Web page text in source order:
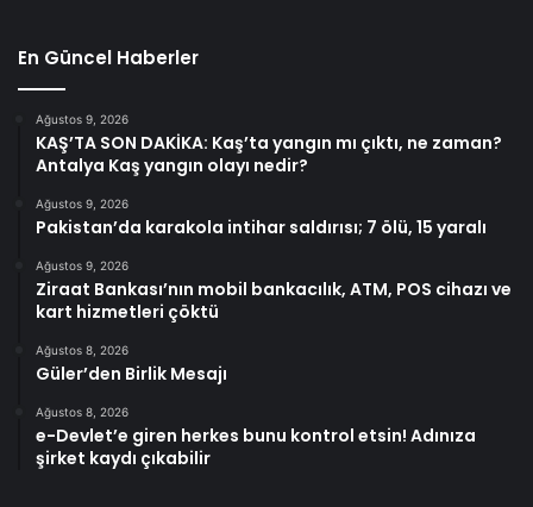
En Güncel Haberler
Ağustos 9, 2026
KAŞ’TA SON DAKİKA: Kaş’ta yangın mı çıktı, ne zaman?
Antalya Kaş yangın olayı nedir?
Ağustos 9, 2026
Pakistan’da karakola intihar saldırısı; 7 ölü, 15 yaralı
Ağustos 9, 2026
Ziraat Bankası’nın mobil bankacılık, ATM, POS cihazı ve
kart hizmetleri çöktü
Ağustos 8, 2026
Güler’den Birlik Mesajı
Ağustos 8, 2026
e-Devlet’e giren herkes bunu kontrol etsin! Adınıza
şirket kaydı çıkabilir